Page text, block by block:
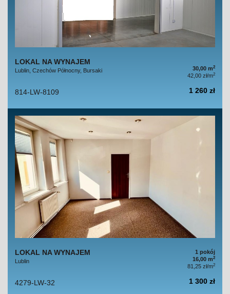
LOKAL NA WYNAJEM
Lublin, Czechów Północny, Bursaki 30,00 m2
42,00 zł/m2
814-LW-8109 1 260 zł
LOKAL NA WYNAJEM
Lublin
1 pokój
16,00 m2
81,25 zł/m2
4279-LW-32 1 300 zł